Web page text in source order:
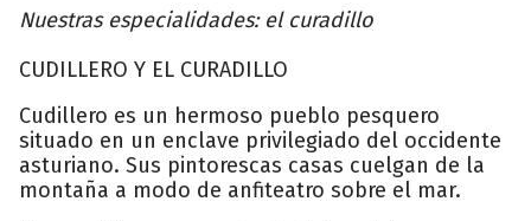
Nuestras especialidades: el curadillo
CUDILLERO Y EL CURADILLO
Cudillero es un hermoso pueblo pesquero
situado en un enclave privilegiado del occidente
asturiano. Sus pintorescas casas cuelgan de la
montaña a modo de anfiteatro sobre el mar.